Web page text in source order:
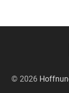
© 2026